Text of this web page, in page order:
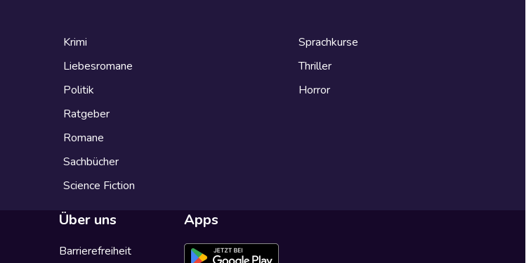
Krimi
Liebesromane
Politik
Ratgeber
Romane
Sachbücher
Science Fiction
Sprachkurse
Thriller
Horror
Über uns
Barrierefreiheit
Apps